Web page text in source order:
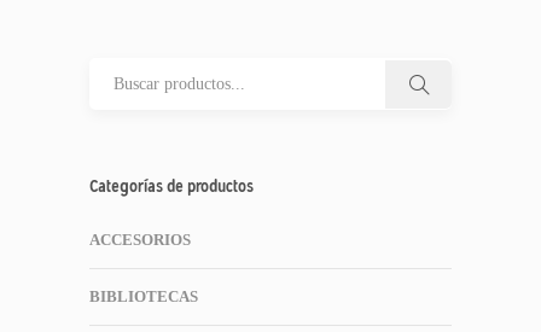
Categorías de productos
ACCESORIOS
BIBLIOTECAS